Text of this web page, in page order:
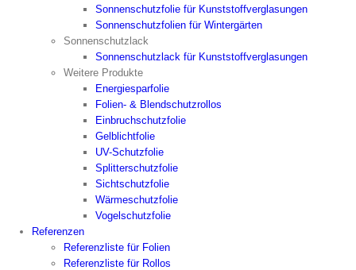
Sonnenschutzfolie für Kunststoffverglasungen
Sonnenschutzfolien für Wintergärten
Sonnenschutzlack
Sonnenschutzlack für Kunststoffverglasungen
Weitere Produkte
Energiesparfolie
Folien- & Blendschutzrollos
Einbruchschutzfolie
Gelblichtfolie
UV-Schutzfolie
Splitterschutzfolie
Sichtschutzfolie
Wärmeschutzfolie
Vogelschutzfolie
Referenzen
Referenzliste für Folien
Referenzliste für Rollos